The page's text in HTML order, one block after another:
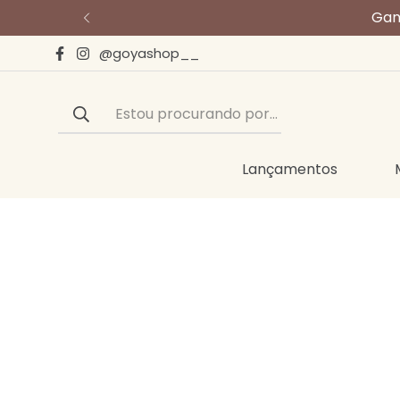
@goyashop__
Estou procurando por...
Lançamentos